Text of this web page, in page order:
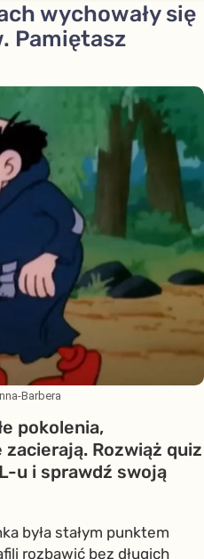
wychowały się
Pamiętasz
Barbera
pokolenia,
zacierają. Rozwiąż quiz
u i sprawdź swoją
była stałym punktem
rozbawić bez długich